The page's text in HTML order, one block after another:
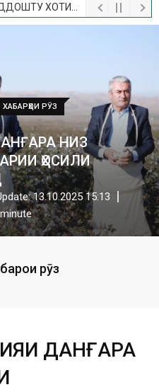
БАРДОШТУ ТААССУРОТ АЗ ЁДДОШТУ ХОТИРОТ.
ХАБАРҲОИ РӮЗ
НИЗ
ҲОСИЛИ
13.10.2025 15:13
рӯз
ДАНҒАРА